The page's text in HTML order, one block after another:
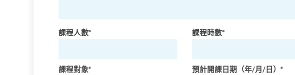
課程人數* 課程時數*
課程對象* 預計開課日期（年/月/日）*